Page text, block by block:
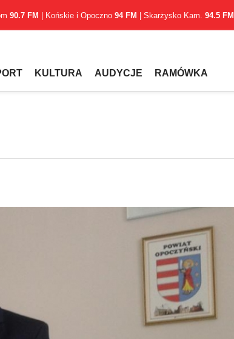
90.7 FM | Końskie i Opoczno 94 FM | Skarżysko Kam. 94.5 FM
KULTURA AUDYCJE RAMÓWKA